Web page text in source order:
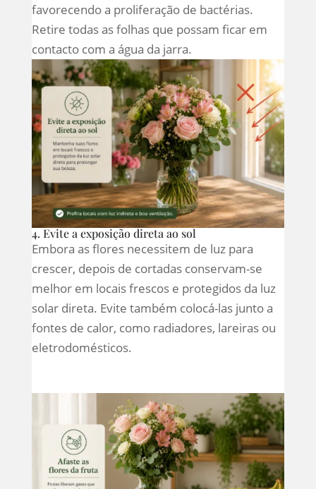
favorecendo a proliferação de bactérias.
Retire todas as folhas que possam ficar em
contacto com a água da jarra.
4. Evite a exposição direta ao sol
Embora as flores necessitem de luz para
crescer, depois de cortadas conservam-se
melhor em locais frescos e protegidos da luz
solar direta. Evite também colocá-las junto a
fontes de calor, como radiadores, lareiras ou
eletrodomésticos.